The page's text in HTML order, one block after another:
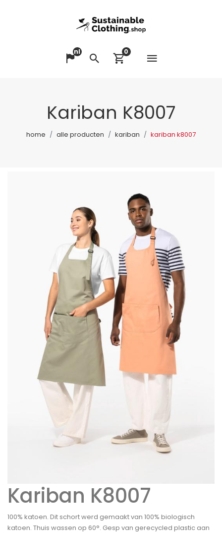
Taal veranderen
nl
ZoekenWinkelwagen
0
Kariban K8007
home alle producten kariban kariban k8007
Kariban K8007
100% katoen. Dit schort werd gemaakt van 100% biologisch
katoen. Thuis wassen op 60°. Gesp van gerecycled plastic aan